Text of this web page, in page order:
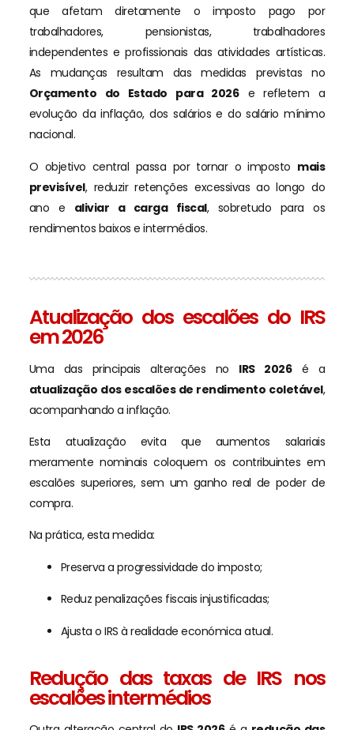
que afetam diretamente o imposto pago por
trabalhadores, pensionistas, trabalhadores
independentes e profissionais das atividades artísticas.
As mudanças resultam das medidas previstas no
Orçamento do Estado para 2026e refletem a
evolução da inflação, dos salários e do salário mínimo
nacional.
O objetivo central passa por tornar o imposto mais
previsível, reduzir retenções excessivas ao longo do
ano e aliviar a carga fiscal, sobretudo para os
rendimentos baixos e intermédios.
Atualização dos escalões do IRS
em 2026
Uma das principais alterações no IRS 2026é a
atualização dos escalões de rendimento coletável,
acompanhando a inflação.
Esta atualização evita que aumentos salariais
meramente nominais coloquem os contribuintes em
escalões superiores, sem um ganho real de poder de
compra.
Na prática, esta medida:
Preserva a progressividade do imposto;
Reduz penalizações fiscais injustificadas;
Ajusta o IRS à realidade económica atual.
Redução das taxas de IRS nos
escalões intermédios